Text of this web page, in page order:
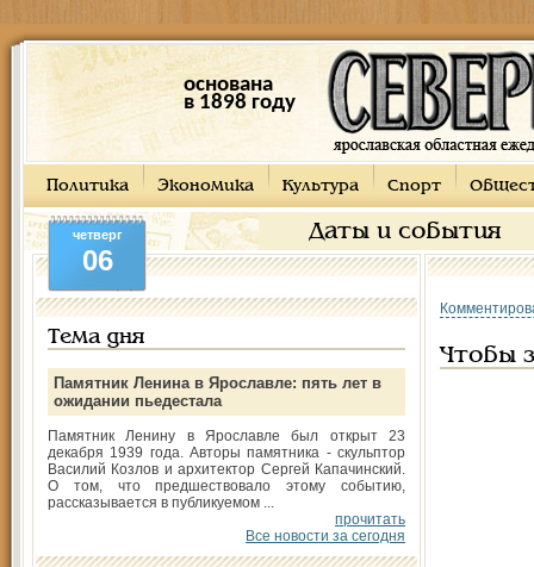
основана
в 1898 году
Политика Экономика Культура Спорт
Даты и события
четверг
06
Тема дня
Памятник Ленина в Ярославле: пять лет в
ожидании пьедестала
Памятник Ленину в Ярославле был открыт 23
декабря 1939 года. Авторы памятника - скульптор
Василий Козлов и архитектор Сергей Капачинский.
О том, что предшествовало этому событию,
рассказывается в публикуемом ...
прочитать
Все новости за сегодня
Чтобы